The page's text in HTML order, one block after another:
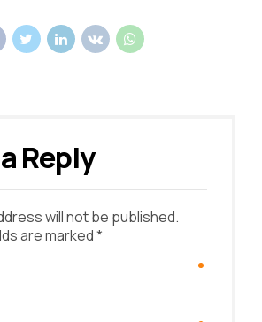
Reply
will not be published.
are marked *